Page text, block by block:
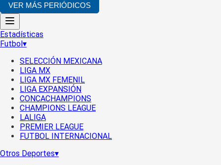
VER MÁS PERIÓDICOS
Estadísticas
Futbol▾
SELECCIÓN MEXICANA
LIGA MX
LIGA MX FEMENIL
LIGA EXPANSIÓN
CONCACHAMPIONS
CHAMPIONS LEAGUE
LALIGA
PREMIER LEAGUE
FUTBOL INTERNACIONAL
Otros Deportes▾